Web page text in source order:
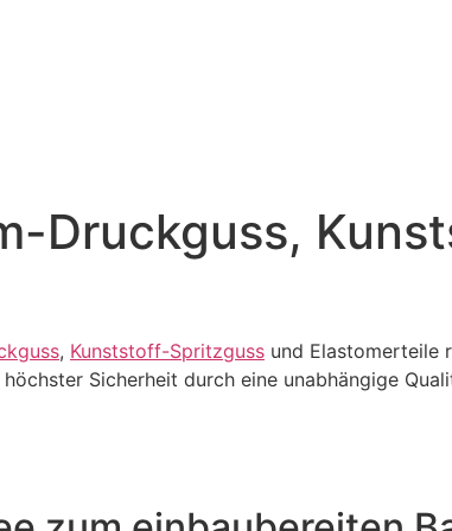
Druckguss,
, Kunststoff-Spritzguss und Elastomerteile
Sicherheit durch eine unabhängige